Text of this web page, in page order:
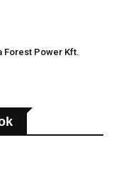
Power Kft.